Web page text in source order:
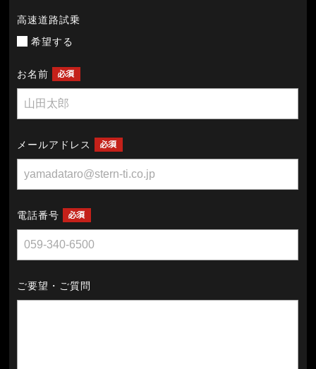
高速道路試乗
希望する
お名前
メールアドレス
電話番号
ご要望・ご質問